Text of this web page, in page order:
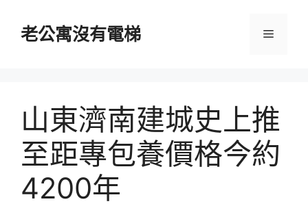
老公寓沒有電梯 選
山東濟南建城史上推
至距專包養價格今約
4200年